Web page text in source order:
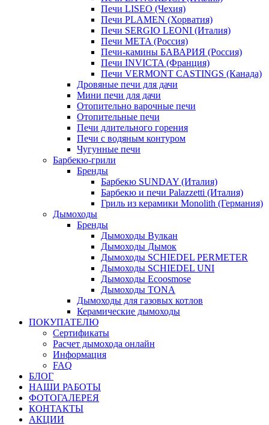
Печи LISEO (Чехия)
Печи PLAMEN (Хорватия)
Печи SERGIO LEONI (Италия)
Печи META (Россия)
Печи-камины БАВАРИЯ (Россия)
Печи INVICTA (Франция)
Печи VERMONT CASTINGS (Канада)
Дровяные печи для дачи
Мини печи для дачи
Отопительно варочные печи
Отопительные печи
Печи длительного горения
Печи с водяным контуром
Чугунные печи
Барбекю-грили
Бренды
Барбекю SUNDAY (Италия)
Барбекю и печи Palazzetti (Италия)
Гриль из керамики Monolith (Германия)
Дымоходы
Бренды
Дымоходы Вулкан
Дымоходы Дымок
Дымоходы SCHIEDEL PERMETER
Дымоходы SCHIEDEL UNI
Дымоходы Ecoosmose
Дымоходы TONA
Дымоходы для газовых котлов
Керамические дымоходы
ПОКУПАТЕЛЮ
Сертификаты
Расчет дымохода онлайн
Информация
FAQ
БЛОГ
НАШИ РАБОТЫ
ФОТОГАЛЕРЕЯ
КОНТАКТЫ
АКЦИИ